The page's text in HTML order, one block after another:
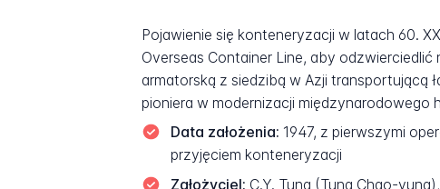
Pojawienie się konteneryzacji w latach 60.
Overseas Container Line, aby
armatorską z siedzibą w Azji transportującą
pioniera w modernizacji międzynarodowego
Data założenia: 1947, z pierwszymi
przyjęciem konteneryzacji
Założyciel: C.Y. Tung (Tung Chao-